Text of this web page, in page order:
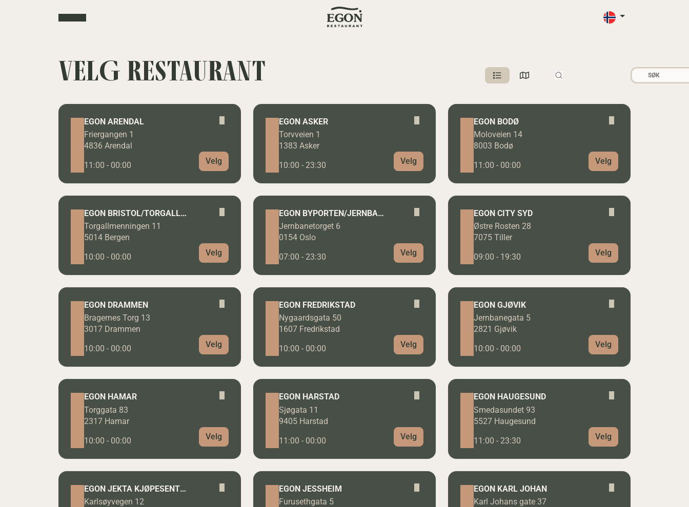
VELG RESTAURANT
EGON ARENDAL
Friergangen 1
4836 Arendal
11:00 - 00:00
Velg
EGON ASKER
Torvveien 1
1383 Asker
10:00 - 23:30
Velg
EGON BODØ
Moloveien 14
8003 Bodø
11:00 - 00:00
Velg
EGON BRISTOL/TORGALLMENNINGEN
Torgallmenningen 11
5014 Bergen
10:00 - 00:00
Velg
EGON BYPORTEN/JERNBANETORGET
Jernbanetorget 6
0154 Oslo
07:00 - 23:30
Velg
EGON CITY SYD
Østre Rosten 28
7075 Tiller
09:00 - 19:30
Velg
EGON DRAMMEN
Bragernes Torg 13
3017 Drammen
10:00 - 00:00
Velg
EGON FREDRIKSTAD
Nygaardsgata 50
1607 Fredrikstad
10:00 - 00:00
Velg
EGON GJØVIK
Jernbanegata 5
2821 Gjøvik
10:00 - 00:00
Velg
EGON HAMAR
Torggata 83
2317 Hamar
10:00 - 00:00
Velg
EGON HARSTAD
Sjøgata 11
9405 Harstad
11:00 - 00:00
Velg
EGON HAUGESUND
Smedasundet 93
5527 Haugesund
11:00 - 23:30
Velg
EGON JEKTA KJØPESENTER
Karlsøyvegen 12
EGON JESSHEIM
Furusethgata 5
EGON KARL JOHAN
Karl Johans gate 37